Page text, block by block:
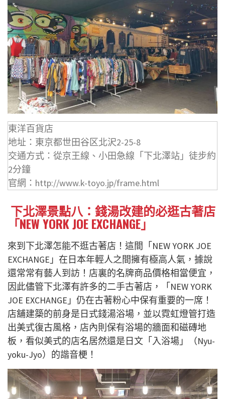
東洋百貨店
地址：東京都世田谷区北沢2-25-8
交通方式：從京王線、小田急線「下北澤站」徒步約
2分鐘
官網：http://www.k-toyo.jp/frame.html
下北澤景點八：錢湯改建的必逛古著店
「NEW YORK JOE EXCHANGE」
來到下北澤怎能不逛古著店！這間「NEW YORK JOE
EXCHANGE」在日本年輕人之間擁有極高人氣，據說
還常常有藝人到訪！店裏的名牌商品價格相當便宜，
因此儘管下北澤有許多的二手古著店，「NEW YORK
JOE EXCHANGE」仍在古著粉心中保有重要的一席！
店舖建築的前身是日式錢湯浴場，並以霓虹燈管打造
出美式復古風格，店內則保有浴場的牆面和磁磚地
板，看似美式的店名居然還是日文「入浴場」（Nyu-
yoku-Jyo）的諧音梗！